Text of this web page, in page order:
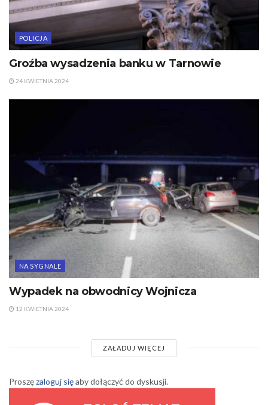
POLICJA
Groźba wysadzenia banku w Tarnowie
24 KWIETNIA 2024
NA SYGNALE
Wypadek na obwodnicy Wojnicza
12 KWIETNIA 2024
ZAŁADUJ WIĘCEJ
Proszęzaloguj sięaby dołączyć do dyskusji.